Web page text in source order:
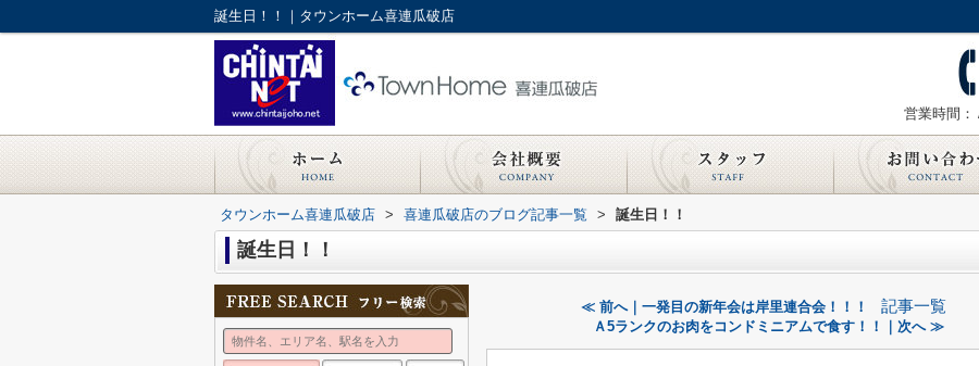
誕生日！！｜タウンホーム喜連瓜破店
営業時間：
タウンホーム喜連瓜破店 > 喜連瓜破店のブログ記事一覧 > 誕生日！！
誕生日！！
≪ 前へ｜一発目の新年会は岸里連合会！！！ 記事一覧
Ａ5ランクのお肉をコンドミニアムで食す！！｜次へ ≫